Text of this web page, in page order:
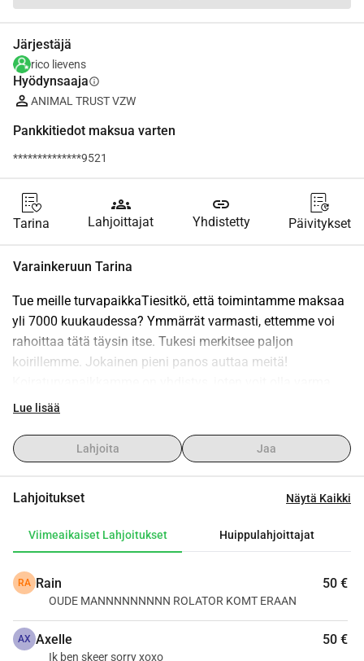
Järjestäjä
rico lievens
Hyödynsaajainfo
ANIMAL TRUST VZW
Pankkitiedot maksua varten
**************9521
Tarina
groups
Lahjoittajat
link
Yhdistetty Päivitykset
Varainkeruun Tarina
Tue meille turvapaikkaTiesitkö, että toimintamme maksaa
yli 7000 kuukaudessa? Ymmärrät varmasti, ettemme voi
rahoittaa tätä täysin itse. Tukesi merkitsee paljon
koirillemme. Jokainen pieni panos auttaa meitä!
että lahjasi hyödyttää eläimiä.Vain teidän lahjojenne
mahdollistatte työmme ja annatte koirille, joita autamme,
osan elämästänne. Saat aina verotodistuksesi seuraavan
Lue lisää
Lahjoita Jaa
Lahjoitukset Näytä Kaikki
Viimeaikaiset Lahjoitukset Huippulahjoittajat
RA Rain 50 €
OUDE MANNNNNNNNN ROLATOR KOMT ERAAN
AX Axelle 50 €
Ik ben skeer sorry xoxo